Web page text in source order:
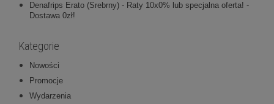
Denafrips Erato (Srebrny) - Raty 10x0% lub specjalna oferta! -
Dostawa 0zł!
Kategorie
Nowości
Promocje
Wydarzenia